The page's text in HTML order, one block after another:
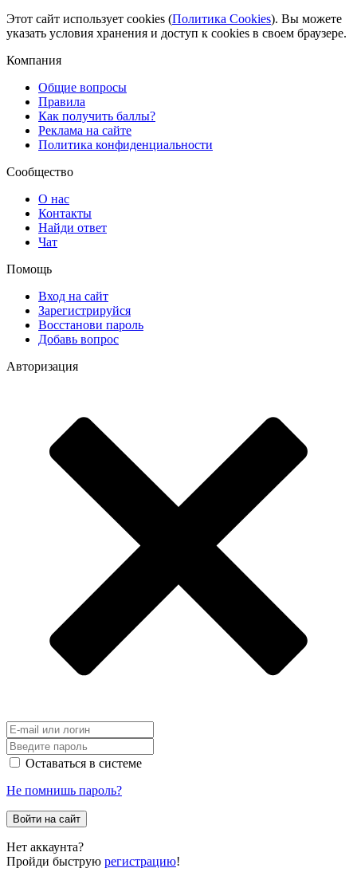
Этот сайт использует cookies (Политика Cookies). Вы можете
указать условия хранения и доступ к cookies в своем браузере.
Компания
Общие вопросы
Правила
Как получить баллы?
Реклама на сайте
Политика конфиденциальности
Сообщество
О нас
Контакты
Найди ответ
Чат
Помощь
Вход на сайт
Зарегистрируйся
Восстанови пароль
Добавь вопрос
Авторизация
Оставаться в системе
Не помнишь пароль?
Войти на сайт
Нет аккаунта?
Пройди быструю регистрацию!